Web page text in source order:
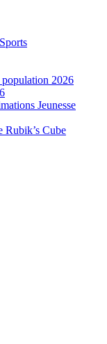
population 2026
Jeunesse
Rubik’s Cube